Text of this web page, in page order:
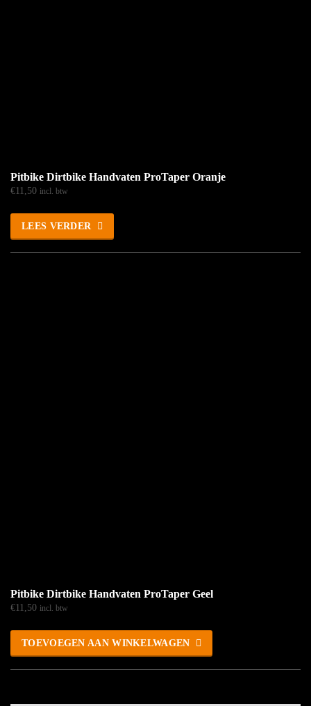
Pitbike Dirtbike Handvaten ProTaper Oranje
€11,50 incl. btw
LEES VERDER
Pitbike Dirtbike Handvaten ProTaper Geel
€11,50 incl. btw
TOEVOEGEN AAN WINKELWAGEN